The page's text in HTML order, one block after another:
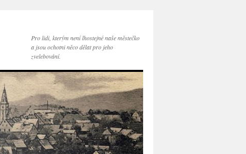
Pro lidi, kterým není lhostejné naše městečko
a jsou ochotni něco dělat pro jeho
zvelebování.